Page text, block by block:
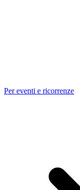
Per eventi e ricorrenze